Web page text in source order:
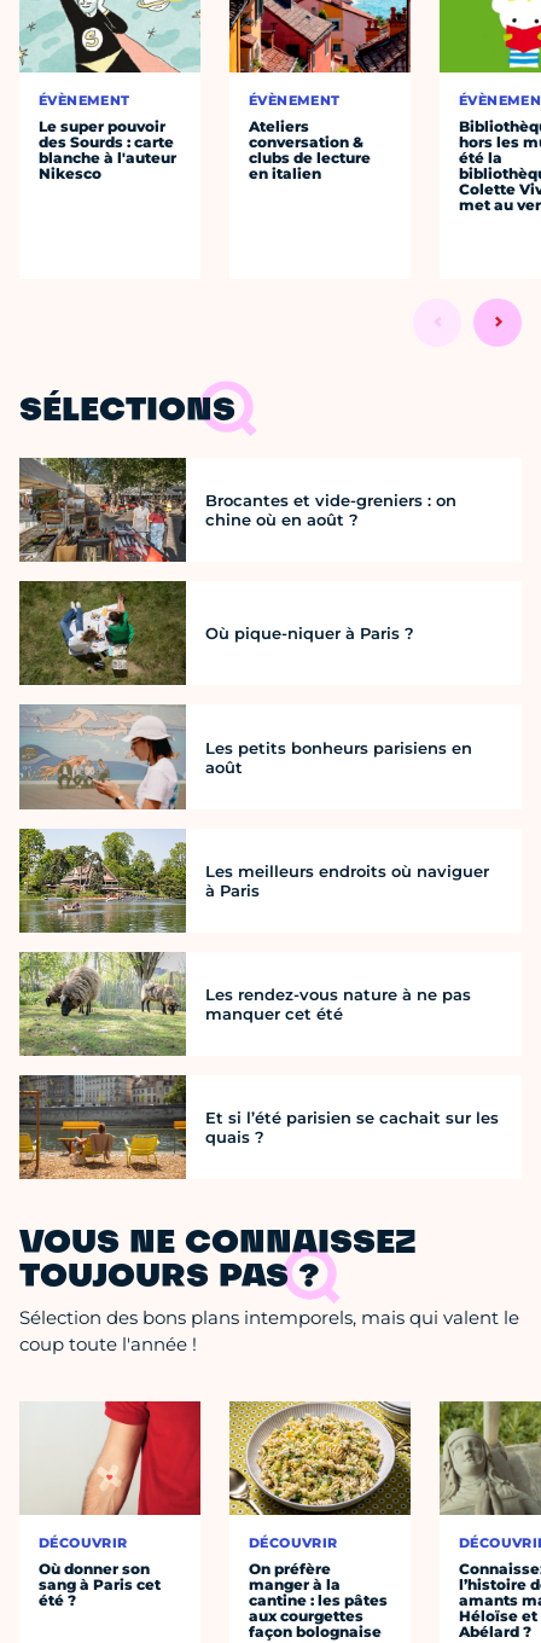
ÉVÈNEMENT
Le super pouvoir
des Sourds : carte
blanche à l'auteur
Nikesco
ÉVÈNEMENT
Ateliers
conversation &
clubs de lecture
en italien
hors les
été la
Colette
met au
SÉLECTIONS
Brocantes et vide-greniers : on
chine où en août ?
Où pique-niquer à Paris ?
Les petits bonheurs parisiens en
août
Les meilleurs endroits où naviguer
à Paris
Les rendez-vous nature à ne pas
manquer cet été
Et si l’été parisien se cachait sur les
quais ?
VOUS NE CONNAISSEZ
TOUJOURS PAS ?
Sélection des bons plans intemporels, mais qui valent le
coup toute l'année !
DÉCOUVRIR
Où donner son
sang à Paris cet
été ?
DÉCOUVRIR
On préfère
manger à la
cantine : les pâtes
aux courgettes
façon bolognaise
l’histoire
amants
Héloïse et
Abélard ?